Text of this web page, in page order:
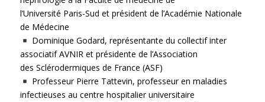
l’Université Paris-Sud et président de l’Académie Nationale
de Médecine
Dominique Godard, représentante du collectif inter
associatif AVNIR et présidente de l’Association
des Sclérodermiques de France (ASF)
Professeur Pierre Tattevin, professeur en maladies
infectieuses au centre hospitalier universitaire